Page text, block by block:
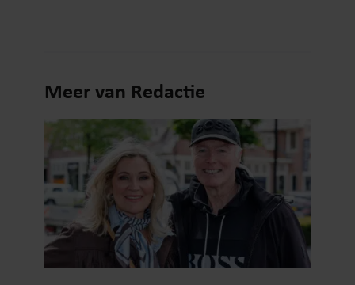
Meer van Redactie